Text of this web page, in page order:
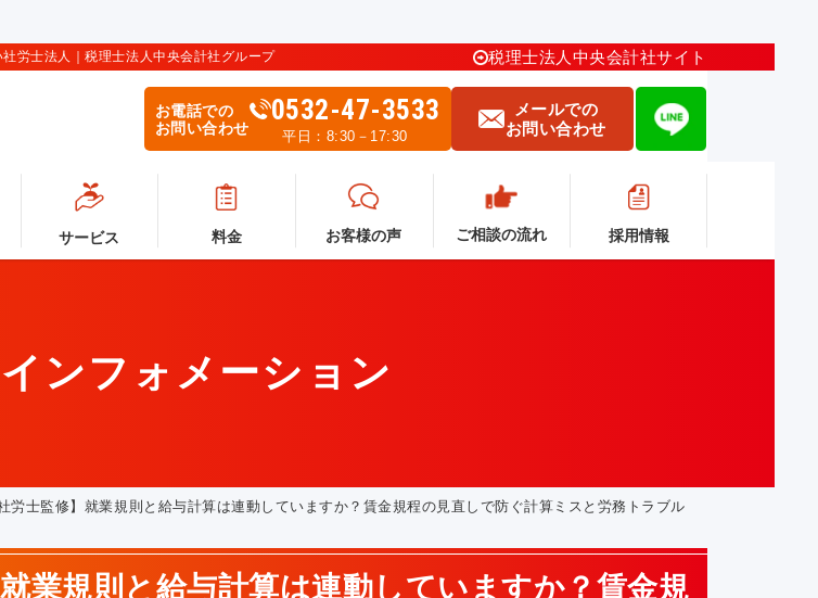
労士法人｜税理士法人中央会計社グループ 税理士法人中央会計社サイト
お電話での
お問い合わせ
0532-47-3533
平日：8:30－17:30
メールでの
お問い合わせ
サービス 料金 お客様の声 ご相談の流れ 採用情報
ンフォメーション
社労士監修】就業規則と給与計算は連動していますか？賃金規程の見直しで防ぐ計算ミスと労務トラブル
就業規則と給与計算は連動していますか？賃金規